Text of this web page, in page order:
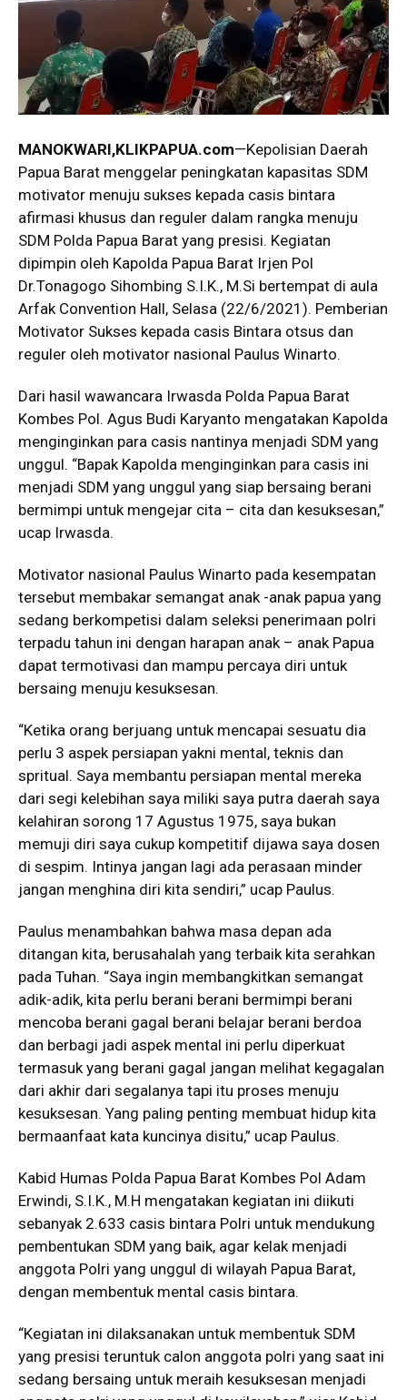
MANOKWARI,KLIKPAPUA.com—Kepolisian Daerah
Papua Barat menggelar peningkatan kapasitas SDM
motivator menuju sukses kepada casis bintara
afirmasi khusus dan reguler dalam rangka menuju
SDM Polda Papua Barat yang presisi. Kegiatan
dipimpin oleh Kapolda Papua Barat Irjen Pol
Dr.Tonagogo Sihombing S.I.K., M.Si bertempat di aula
Arfak Convention Hall, Selasa (22/6/2021). Pemberian
Motivator Sukses kepada casis Bintara otsus dan
reguler oleh motivator nasional Paulus Winarto.
Dari hasil wawancara Irwasda Polda Papua Barat
Kombes Pol. Agus Budi Karyanto mengatakan Kapolda
menginginkan para casis nantinya menjadi SDM yang
unggul. “Bapak Kapolda menginginkan para casis ini
menjadi SDM yang unggul yang siap bersaing berani
bermimpi untuk mengejar cita – cita dan kesuksesan,”
ucap Irwasda.
Motivator nasional Paulus Winarto pada kesempatan
tersebut membakar semangat anak -anak papua yang
sedang berkompetisi dalam seleksi penerimaan polri
terpadu tahun ini dengan harapan anak – anak Papua
dapat termotivasi dan mampu percaya diri untuk
bersaing menuju kesuksesan.
“Ketika orang berjuang untuk mencapai sesuatu dia
perlu 3 aspek persiapan yakni mental, teknis dan
spritual. Saya membantu persiapan mental mereka
dari segi kelebihan saya miliki saya putra daerah saya
kelahiran sorong 17 Agustus 1975, saya bukan
memuji diri saya cukup kompetitif dijawa saya dosen
di sespim. Intinya jangan lagi ada perasaan minder
jangan menghina diri kita sendiri,” ucap Paulus.
Paulus menambahkan bahwa masa depan ada
ditangan kita, berusahalah yang terbaik kita serahkan
pada Tuhan. “Saya ingin membangkitkan semangat
adik-adik, kita perlu berani berani bermimpi berani
mencoba berani gagal berani belajar berani berdoa
dan berbagi jadi aspek mental ini perlu diperkuat
termasuk yang berani gagal jangan melihat kegagalan
dari akhir dari segalanya tapi itu proses menuju
kesuksesan. Yang paling penting membuat hidup kita
bermaanfaat kata kuncinya disitu,” ucap Paulus.
Kabid Humas Polda Papua Barat Kombes Pol Adam
Erwindi, S.I.K., M.H mengatakan kegiatan ini diikuti
sebanyak 2.633 casis bintara Polri untuk mendukung
pembentukan SDM yang baik, agar kelak menjadi
anggota Polri yang unggul di wilayah Papua Barat,
dengan membentuk mental casis bintara.
“Kegiatan ini dilaksanakan untuk membentuk SDM
yang presisi teruntuk calon anggota polri yang saat ini
sedang bersaing untuk meraih kesuksesan menjadi